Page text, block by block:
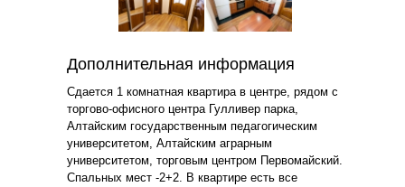
Дополнительная информация
Сдается 1 комнатная квартира в центре, рядом с
торгово-офисного центра Гулливер парка,
Алтайским государственным педагогическим
университетом, Алтайским аграрным
университетом, торговым центром Первомайский.
Спальных мест -2+2. В квартире есть все